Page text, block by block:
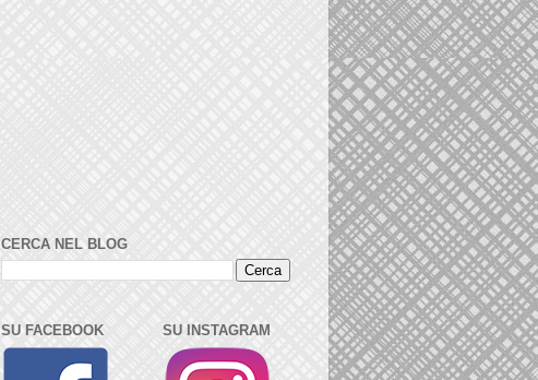
CERCA NEL BLOG
SU FACEBOOK SU INSTAGRAM